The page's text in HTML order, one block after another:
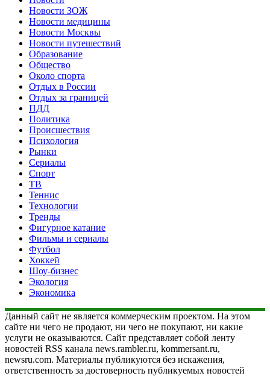
Новости ЗОЖ
Новости медицины
Новости Москвы
Новости путешествий
Образование
Общество
Около спорта
Отдых в России
Отдых за границей
ПДД
Политика
Происшествия
Психология
Рынки
Сериалы
Спорт
ТВ
Теннис
Технологии
Тренды
Фигурное катание
Фильмы и сериалы
Футбол
Хоккей
Шоу-бизнес
Экология
Экономика
Данный сайт не является коммерческим проектом. На этом
сайте ни чего не продают, ни чего не покупают, ни какие
услуги не оказываются. Сайт представляет собой ленту
новостей RSS канала news.rambler.ru, kommersant.ru,
newsru.com. Материалы публикуются без искажения,
ответственность за достоверность публикуемых новостей